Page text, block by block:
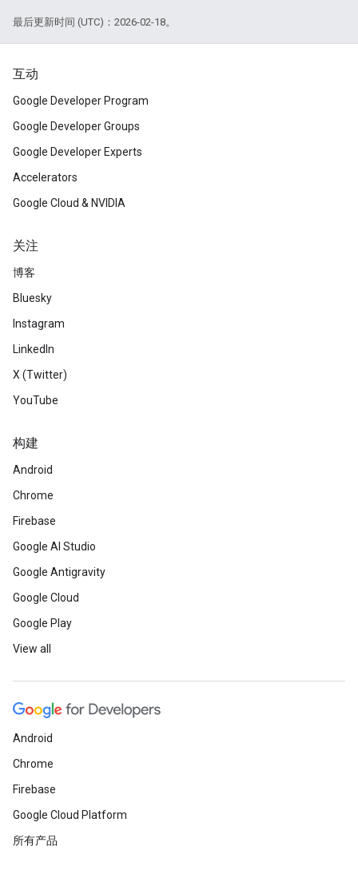
最后更新时间 (UTC)：2026-02-18。
互动
Google Developer Program
Google Developer Groups
Google Developer Experts
Accelerators
Google Cloud & NVIDIA
关注
博客
Bluesky
Instagram
LinkedIn
X (Twitter)
YouTube
构建
Android
Chrome
Firebase
Google AI Studio
Google Antigravity
Google Cloud
Google Play
View all
Android
Chrome
Firebase
Google Cloud Platform
所有产品